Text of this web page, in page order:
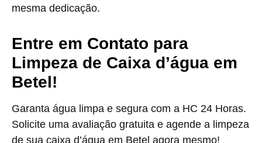
mesma dedicação.
Entre em Contato para
Limpeza de Caixa d’água em
Betel!
Garanta água limpa e segura com a HC 24 Horas.
Solicite uma avaliação gratuita e agende a limpeza
de sua caixa d’água em Betel agora mesmo!